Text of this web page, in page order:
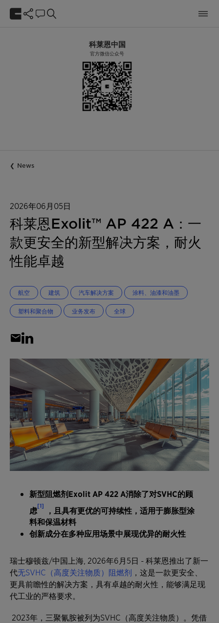
科莱恩中国
官方微信公众号
News
2026年06月05日
科莱恩Exolit™ AP 422 A：一
款更安全的新型解决方案，耐火
性能卓越
航空 建筑 汽车解决方案 涂料、油漆和油墨
塑料和聚合物 业务发布 全球
新型阻燃剂Exolit AP 422 A消除了对SVHC的顾
虑[1]
，且具有更优的可持续性，适用于膨胀型涂
料和保温材料
创新成分在多种应用场景中展现优异的耐火性
瑞士穆顿兹/中国上海, 2026年6月5日 - 科莱恩推出了新一
代无SVHC（高度关注物质）阻燃剂 ，这是一款更安全、
更具前瞻性的解决方案，具有卓越的耐火性，能够满足现
代工业的严格要求。
2023年，三聚氰胺被列为SVHC（高度关注物质）。凭借